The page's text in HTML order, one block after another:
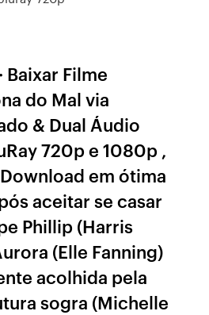
Filme
do Mal via
& Dual Áudio
720p e 1080p ,
em ótima
aceitar se casar
Phillip (Harris
(Elle Fanning)
acolhida pela
sogra (Michelle